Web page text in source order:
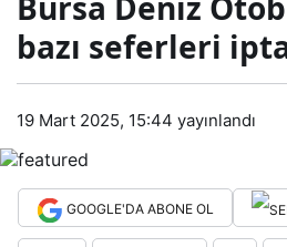
bazı seferleri
19 Mart 2025, 15:44 yayınlandı
GOOGLE'DA ABONE OL
Bur
Den
Boyutunu
Küçük 100% Dev